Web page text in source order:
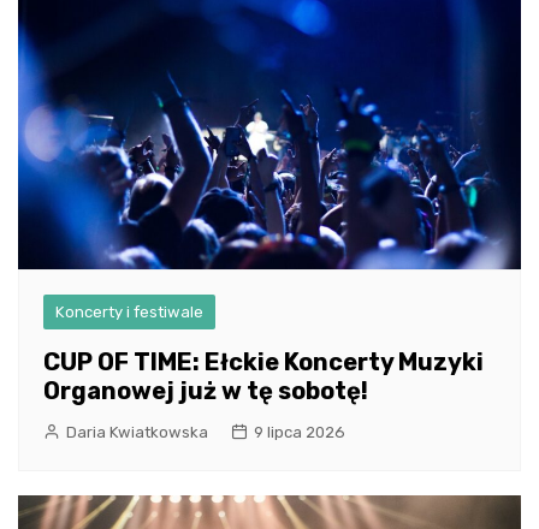
Koncerty i festiwale
CUP OF TIME: Ełckie Koncerty Muzyki
Organowej już w tę sobotę!
Daria Kwiatkowska 9 lipca 2026